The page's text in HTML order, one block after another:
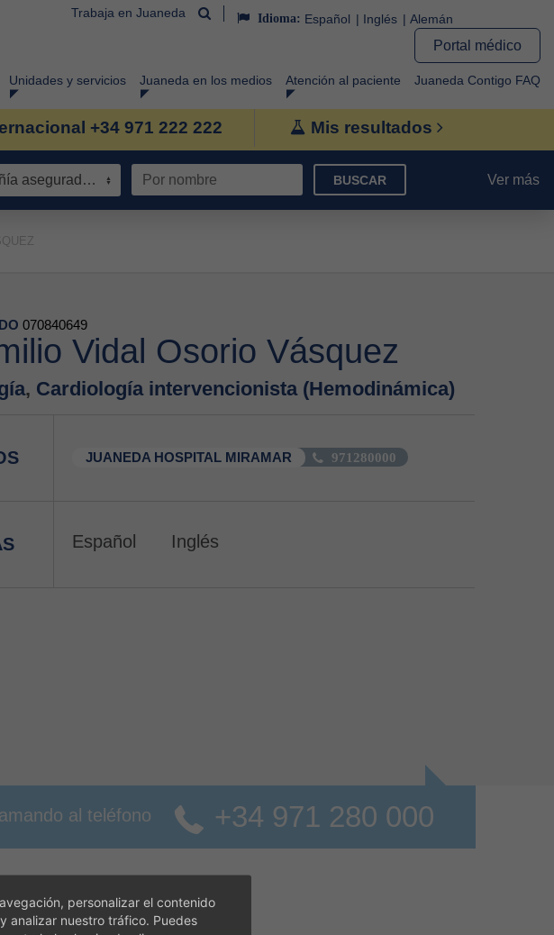
Trabaja en Juaneda Idioma: Español Inglés Alemán
Portal médico
Unidades y servicios Juaneda en los medios Atención al paciente Juaneda Contigo FAQ
+34 971 222 222 Mis resultados
Compañía aseguradora BUSCAR Ver más
070840649
Vidal Osorio Vásquez
, Cardiología intervencionista (Hemodinámica)
JUANEDA HOSPITAL MIRAMAR 971280000
Español Inglés
al teléfono +34 971 280 000
personalizar el contenido
analizar nuestro tráfico. Puedes